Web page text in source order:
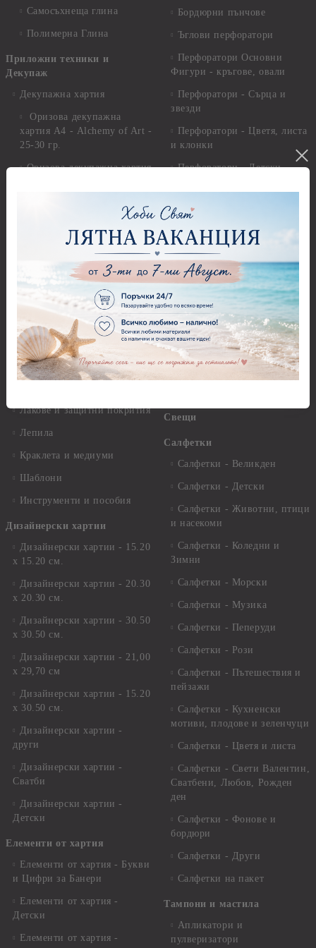
Самосъхнеща глина
Полимерна Глина
Приложни техники и
Декупаж
Декупажна хартия
Оризова декупажна
хартия А4 - Alchemy of Art -
25-30 гр.
Оризова декупажна хартия
Фина оризова декупажна
хартия Stamperia - 21 х
29.см. - 28гр.
Декупажна хартия - Други
Антични пасти
Вакс пасти
Грунд, Основи, Релефни
пасти
Варак, Шлак метал, Фолио,
Лакове и защитни покрития
Лепила
Краклета и медиуми
Шаблони
Инструменти и пособия
Дизайнерски хартии
Дизайнерски хартии - 15.20
х 15.20 см.
Дизайнерски хартии - 20.30
х 20.30 см.
Дизайнерски хартии - 30.50
х 30.50 см.
Дизайнерски хартии - 21,00
х 29,70 см
Дизайнерски хартии - 15.20
x 30.50 см.
Дизайнерски хартии -
други
Дизайнерски хартии -
Сватби
Дизайнерски хартии -
Детски
Елементи от хартия
Елементи от хартия - Букви
и Цифри за Банери
Елементи от хартия -
Детски
Елементи от хартия -
Бордюрни пънчове
Ъглови перфоратори
Перфоратори Основни
Фигури - кръгове, овали
Перфоратори - Сърца и
звезди
Перфоратори - Цветя, листа
и клонки
Перфоратори - Детски
Перфоратори - Животни
Перфоратори - Коледни и
Рисуване
Грунд и почистващи
Платна за рисуване
Стативи и поставки
Четки и инструменти
Моливи, акварелни
Свещи
Салфетки
Салфетки - Великден
Салфетки - Детски
Салфетки - Животни, птици
и насекоми
Салфетки - Коледни и
Зимни
Салфетки - Морски
Салфетки - Музика
Салфетки - Пеперуди
Салфетки - Рози
Салфетки - Пътешествия и
пейзажи
Салфетки - Кухненски
мотиви, плодове и зеленчуци
Салфетки - Цветя и листа
Салфетки - Свети Валентин,
Сватбени, Любов, Рожден
ден
Салфетки - Фонове и
бордюри
Салфетки - Други
Салфетки на пакет
Тампони и мастила
Апликатори и
пулверизатори